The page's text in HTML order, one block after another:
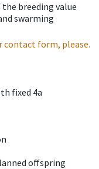
breeding value
swarming
contact form, please.
fixed 4a
offspring